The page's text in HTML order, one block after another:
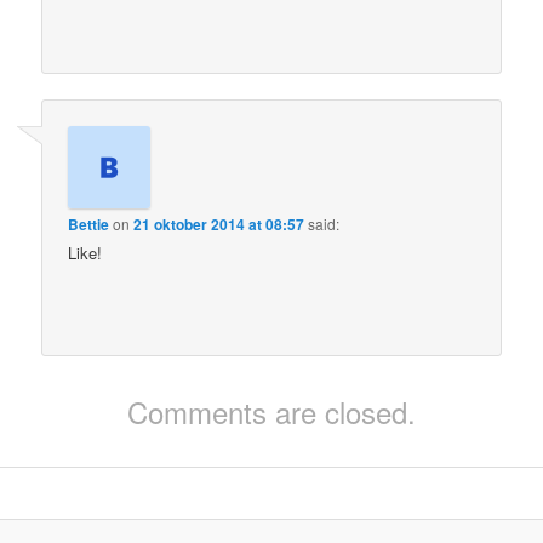
Bettieon21 oktober 2014 at 08:57said:
Like!
Comments are closed.